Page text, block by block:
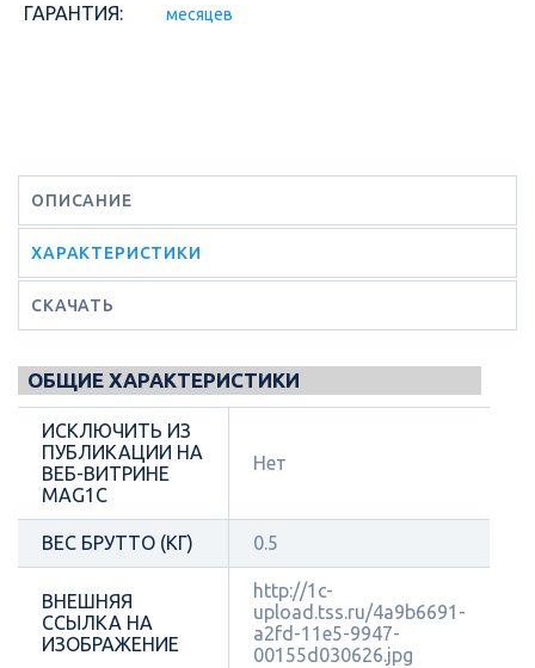
ГАРАНТИЯ: месяцев
ОПИСАНИЕ
ХАРАКТЕРИСТИКИ
СКАЧАТЬ
ОБЩИЕ ХАРАКТЕРИСТИКИ
ИСКЛЮЧИТЬ ИЗ
ПУБЛИКАЦИИ НА
ВЕБ-ВИТРИНЕ
MAG1C
Нет
ВЕС БРУТТО (КГ) 0.5
ВНЕШНЯЯ
ССЫЛКА НА
ИЗОБРАЖЕНИЕ
http://1c-
upload.tss.ru/4a9b6691-
a2fd-11e5-9947-
00155d030626.jpg